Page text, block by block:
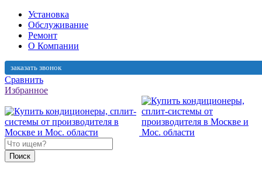
Установка
Обслуживание
Ремонт
О Компании
заказать звонок
Сравнить
Избранное
Поиск